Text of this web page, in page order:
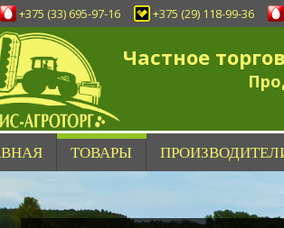
+375 (33) 695-97-16 +375 (29) 118-99-36
Частное
ТОВАРЫ